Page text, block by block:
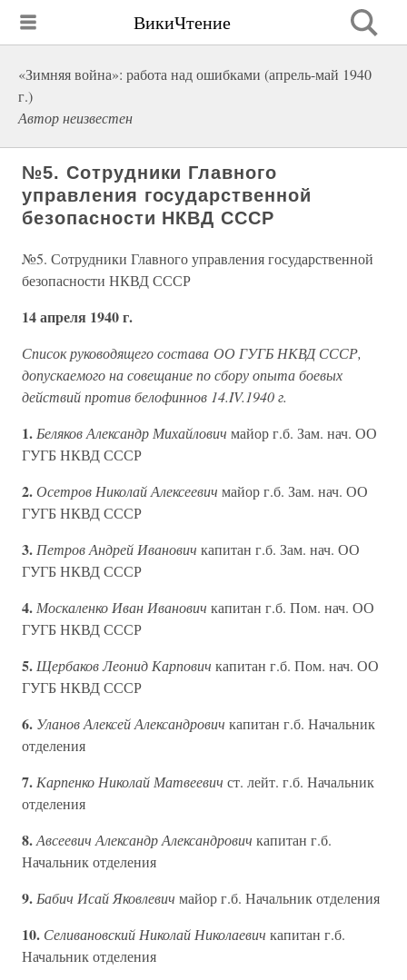
ВикиЧтение
«Зимняя война»: работа над ошибками (апрель-май 1940
г.)
Автор неизвестен
№5. Сотрудники Главного
управления государственной
безопасности НКВД СССР
№5. Сотрудники Главного управления государственной
безопасности НКВД СССР
14 апреля 1940 г.
Список руководящего состава ОО ГУГБ НКВД СССР,
допускаемого на совещание по сбору опыта боевых
действий против белофиннов 14.IV.1940 г.
1. Беляков Александр Михайлович майор г.б. Зам. нач. ОО
ГУГБ НКВД СССР
2.Осетров Николай Алексеевич майор г.б. Зам. нач. ОО
ГУГБ НКВД СССР
3. Петров Андрей Иванович капитан г.б. Зам. нач. ОО
ГУГБ НКВД СССР
4. Москаленко Иван Иванович капитан г.б. Пом. нач. ОО
ГУГБ НКВД СССР
5. Щербаков Леонид Карпович капитан г.б. Пом. нач. ОО
ГУГБ НКВД СССР
6. Уланов Алексей Александрович капитан г.б. Начальник
отделения
7. Карпенко Николай Матвеевич ст. лейт. г.б. Начальник
отделения
8.Авсеевич Александр Александрович капитан г.б.
Начальник отделения
9. Бабич Исай Яковлевич майор г.б. Начальник отделения
10. Селивановский Николай Николаевич капитан г.б.
Начальник отделения